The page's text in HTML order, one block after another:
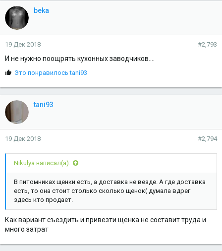
п
а
и
:
beka
19 Дек 2018 #2,793
И не нужно поощрять кухонных заводчиков....
С
м
п
и
:
Это понравилосьtani93
tani93
19 Дек 2018 #2,794
Nikulya написал(а):
В питомниках щенки есть, а доставка не везде. А где доставка
есть, то она стоит столько сколько щенок( думала вдрег
здесь кто продает.
Как вариант съездить и привезти щенка не составит труда и
много затрат